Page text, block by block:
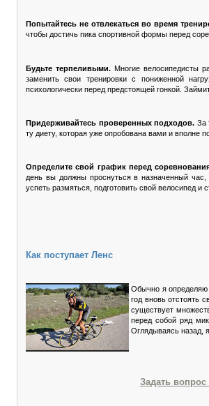
Попытайтесь не отвлекаться во время
чтобы достичь пика спортивной формы перед
Будьте терпеливыми. Многие велосипедисты
заменить свои тренировки с пониженной
психологически перед предстоящей гонкой.
Придерживайтесь проверенных подходов. За
ту диету, которая уже опробована вами и вполне
Определите свой график перед
день вы должны проснуться в назначенный
успеть размяться, подготовить свой велосипед
Как поступает Ленс
Обычно я определяю
год вновь отстоять
существует
перед собой ряд
Оглядываясь назад,
Задать